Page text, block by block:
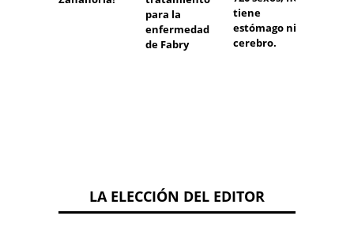
para la
enfermedad
de Fabry
tiene
estómago ni
cerebro.
LA ELECCIÓN DEL EDITOR